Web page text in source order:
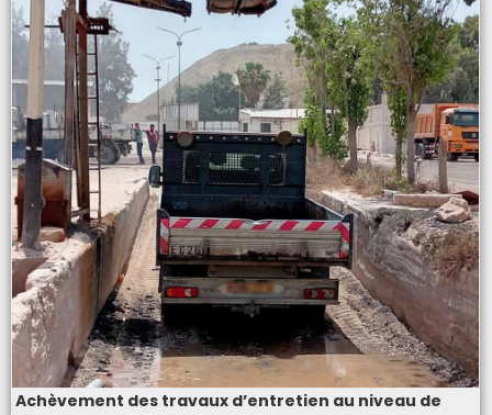
Achèvement des travaux d’entretien au niveau de